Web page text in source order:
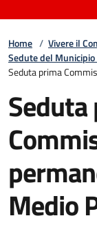
Home / Vivere il
Sedute del
Seduta prima
Medio